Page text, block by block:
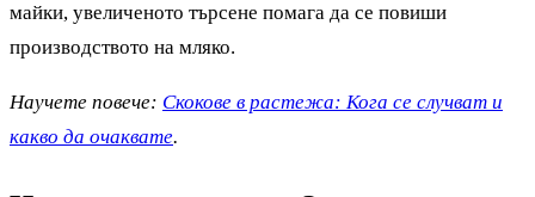
майки, увеличеното търсене помага да се повиши
производството на мляко.
Научете повече: Скокове в растежа: Кога се случват и
какво да очаквате.